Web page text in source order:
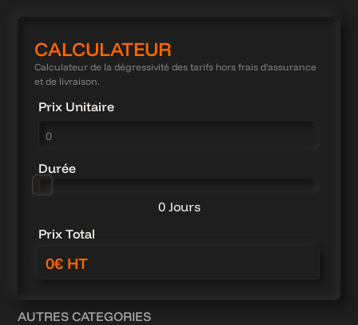
CALCULATEUR
Calculateur de la dégressivité des tarifs hors frais d'assurance
et de livraison.
Prix Unitaire
Durée
0 Jours
Prix Total
AUTRES CATEGORIES